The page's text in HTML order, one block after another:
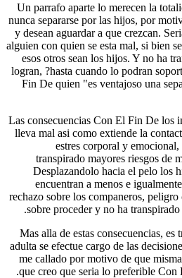
"Un parrafo aparte lo merecen la
nunca separarse por las hijos, por
y desean aguardar a que crezcan.
alguien con quien se esta mal, si bien
esos otros sean los hijos. Y no ha
logran, ?hasta cuando lo podran
Fin De quien "es ventajoso una
Las consecuencias Con El Fin De los
lleva mal asi­ como extiende la
estres corporal y
transpirado mayores riesgos de
Desplazandolo hacia el pelo los
encuentran a menos e
rechazo sobre los companeros,
sobre proceder y no ha
Mas alla de estas consecuencias, es
adulta se efectue cargo de las
me callado por motivo de que
que creo que seri­a lo preferible